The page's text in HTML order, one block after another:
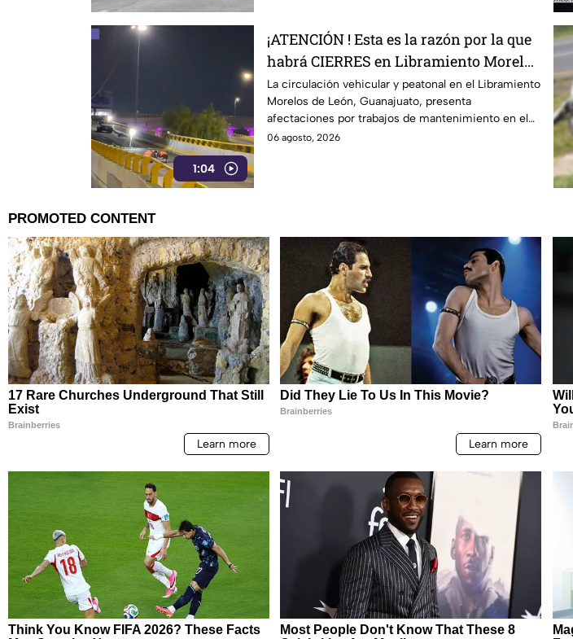
1:04
¡ATENCIÓN ! Esta es la razón por la que
habrá CIERRES en Libramiento Morelos
de León durante al menos 15 días
La circulación vehicular y peatonal en el Libramiento
Morelos de León, Guanajuato, presenta
afectaciones por trabajos de mantenimiento en el
distribuidor vial Juan Pablo II.
06 agosto, 2026